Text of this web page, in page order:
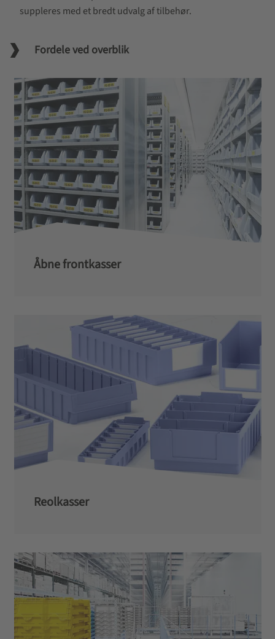
suppleres med et bredt udvalg af tilbehør.
Fordele ved overblik
Åbne frontkasser
Reolkasser